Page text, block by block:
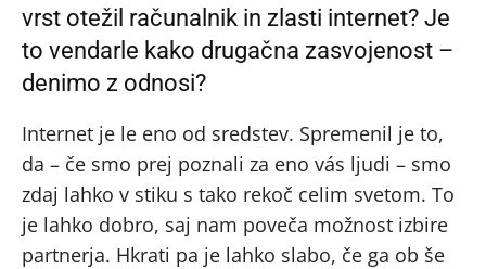
vrst otežil računalnik in zlasti internet? Je
to vendarle kako drugačna zasvojenost –
denimo z odnosi?
Internet je le eno od sredstev. Spremenil je to,
da – če smo prej poznali za eno vás ljudi – smo
zdaj lahko v stiku s tako rekoč celim svetom. To
je lahko dobro, saj nam poveča možnost izbire
partnerja. Hkrati pa je lahko slabo, če ga ob še